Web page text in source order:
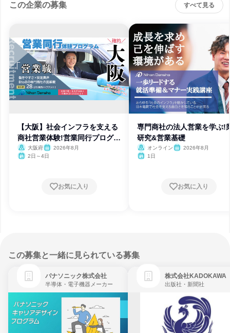
この企業の募集 すべて見る
【大阪】社会インフラを支える
商社営業体験!営業同行プログラ
ム
大阪府
2026年8月
2日～4日
お気に入り
専門商社の法人営業を学ぶ!
研究&営業基礎
オンライン
2026年8月
1日
お気に入り
この募集と一緒に見られている募集
パナソニック株式会社
半導体・電子機器メーカー
株式会社KADOKAWA
出版社・新聞社